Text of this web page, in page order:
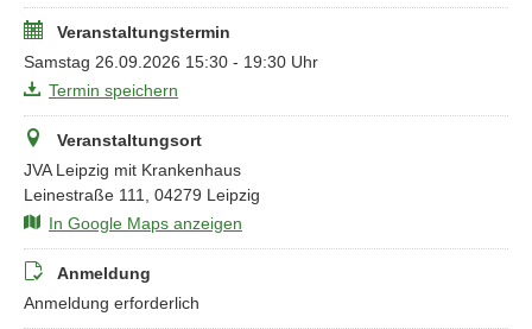
Veranstaltungstermin
Samstag 26.09.2026 15:30 - 19:30 Uhr
Termin speichern
Veranstaltungsort
JVA Leipzig mit Krankenhaus
Leinestraße 111, 04279 Leipzig
In Google Maps anzeigen
Anmeldung
Anmeldung erforderlich